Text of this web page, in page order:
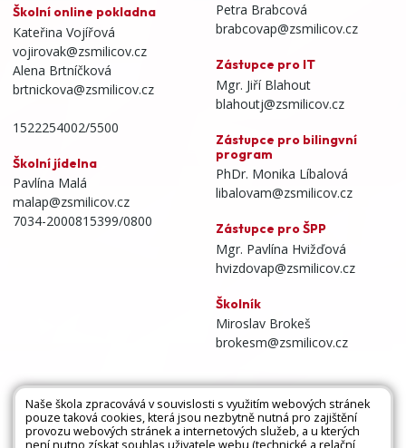
Školní online pokladna
Kateřina Vojířová
vojirovak@zsmilicov.cz
Alena Brtníčková
brtnickova@zsmilicov.cz
1522254002/5500
Školní jídelna
Pavlína Malá
malap@zsmilicov.cz
7034-2000815399/0800
Petra Brabcová
brabcovap@zsmilicov.cz
Zástupce pro IT
Mgr. Jiří Blahout
blahoutj@zsmilicov.cz
Zástupce pro bilingvní
program
PhDr. Monika Líbalová
libalovam@zsmilicov.cz
Zástupce pro ŠPP
Mgr. Pavlína Hvižďová
hvizdovap@zsmilicov.cz
Školník
Miroslav Brokeš
brokesm@zsmilicov.cz
Všechna práva vyhrazena. Copyright © 2026 |
Naše škola zpracovává v souvislosti s využitím webových stránek
pouze taková cookies, která jsou nezbytně nutná pro zajištění
provozu webových stránek a internetových služeb, a u kterých
není nutno získat souhlas uživatele webu (technické a relační